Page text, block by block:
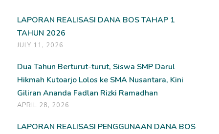
LAPORAN REALISASI DANA BOS TAHAP 1
TAHUN 2026
JULY 11, 2026
Dua Tahun Berturut-turut, Siswa SMP Darul
Hikmah Kutoarjo Lolos ke SMA Nusantara, Kini
Giliran Ananda Fadlan Rizki Ramadhan
APRIL 28, 2026
LAPORAN REALISASI PENGGUNAAN DANA BOS